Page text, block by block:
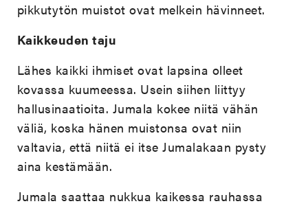
pikkutytön muistot ovat melkein hävinneet.
Kaikkeuden taju
Lähes kaikki ihmiset ovat lapsina olleet
kovassa kuumeessa. Usein siihen liittyy
hallusinaatioita. Jumala kokee niitä vähän
väliä, koska hänen muistonsa ovat niin
valtavia, että niitä ei itse Jumalakaan pysty
aina kestämään.
Jumala saattaa nukkua kaikessa rauhassa